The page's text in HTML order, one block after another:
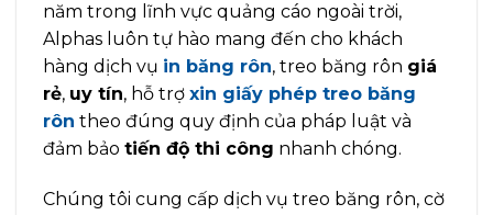
năm trong lĩnh vực quảng cáo ngoài trời,
Alphas luôn tự hào mang đến cho khách
hàng dịch vụ in băng rôn, treo băng rôn giá
rẻ, uy tín, hỗ trợ xin giấy phép treo băng
rôn theo đúng quy định của pháp luật và
đảm bảo tiến độ thi công nhanh chóng.
Chúng tôi cung cấp dịch vụ treo băng rôn, cờ